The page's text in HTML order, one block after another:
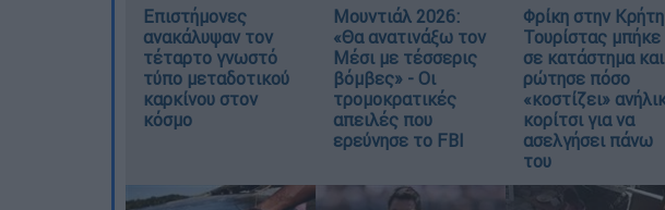
Επιστήμονες
ανακάλυψαν τον
τέταρτο γνωστό
τύπο μεταδοτικού
καρκίνου στον
κόσμο
Μουντιάλ 2026:
«Θα ανατινάξω τον
Μέσι με τέσσερις
βόμβες» - Οι
τρομοκρατικές
απειλές που
ερεύνησε το FBI
Φρίκη στην
Τουρίστας μπήκε
σε κατάστημα και
ρώτησε πόσο
«κοστίζει»
κορίτσι για να
ασελγήσει πάνω
του